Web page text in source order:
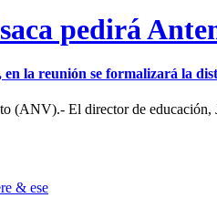
pedirá
en la reunión se formalizará la
(ANV).- El director de
& ese